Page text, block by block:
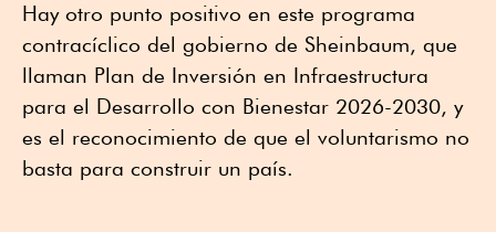
Hay otro punto positivo en este programa
contracíclico del gobierno de Sheinbaum, que
llaman Plan de Inversión en Infraestructura
para el Desarrollo con Bienestar 2026-2030, y
es el reconocimiento de que el voluntarismo no
basta para construir un país.